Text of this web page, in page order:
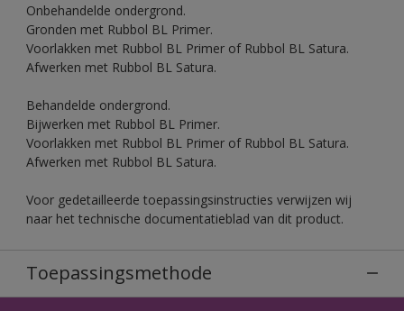
Onbehandelde ondergrond.
Gronden met Rubbol BL Primer.
Voorlakken met Rubbol BL Primer of Rubbol BL Satura.
Afwerken met Rubbol BL Satura.
Behandelde ondergrond.
Bijwerken met Rubbol BL Primer.
Voorlakken met Rubbol BL Primer of Rubbol BL Satura.
Afwerken met Rubbol BL Satura.
Voor gedetailleerde toepassingsinstructies verwijzen wij
naar het technische documentatieblad van dit product.
Toepassingsmethode